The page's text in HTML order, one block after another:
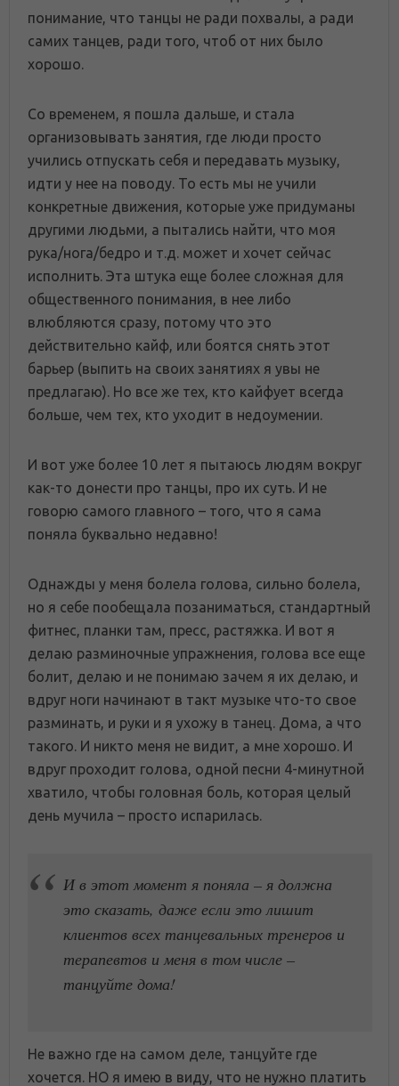
понимание, что танцы не ради похвалы, а ради
самих танцев, ради того, чтоб от них было
хорошо.
Со временем, я пошла дальше, и стала
организовывать занятия, где люди просто
учились отпускать себя и передавать музыку,
идти у нее на поводу. То есть мы не учили
конкретные движения, которые уже придуманы
другими людьми, а пытались найти, что моя
рука/нога/бедро и т.д. может и хочет сейчас
исполнить. Эта штука еще более сложная для
общественного понимания, в нее либо
влюбляются сразу, потому что это
действительно кайф, или боятся снять этот
барьер (выпить на своих занятиях я увы не
предлагаю). Но все же тех, кто кайфует всегда
больше, чем тех, кто уходит в недоумении.
И вот уже более 10 лет я пытаюсь людям вокруг
как-то донести про танцы, про их суть. И не
говорю самого главного – того, что я сама
поняла буквально недавно!
Однажды у меня болела голова, сильно болела,
но я себе пообещала позаниматься, стандартный
фитнес, планки там, пресс, растяжка. И вот я
делаю разминочные упражнения, голова все еще
болит, делаю и не понимаю зачем я их делаю, и
вдруг ноги начинают в такт музыке что-то свое
разминать, и руки и я ухожу в танец. Дома, а что
такого. И никто меня не видит, а мне хорошо. И
вдруг проходит голова, одной песни 4-минутной
хватило, чтобы головная боль, которая целый
день мучила – просто испарилась.
И в этот момент я поняла – я должна
это сказать, даже если это лишит
клиентов всех танцевальных тренеров и
терапевтов и меня в том числе –
танцуйте дома!
Не важно где на самом деле, танцуйте где
хочется. НО я имею в виду, что не нужно платить